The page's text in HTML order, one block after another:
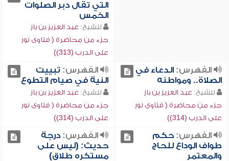
التي تقال دبر الصلوات
الخمس
للشيخ: عبد العزيز بن باز
جزء من محاضرة ( فتاوى نور
على الدرب (313))
الفهرس:الدعاء في
الصلاة.. ومواطنه
للشيخ: عبد العزيز بن باز
جزء من محاضرة ( فتاوى نور
على الدرب (314))
الفهرس: تبييت
النية في صيام التطوع
للشيخ: عبد العزيز بن باز
جزء من محاضرة ( فتاوى نور
على الدرب (314))
الفهرس:حكم
طواف الوداع للحاج
والمعتمر
الفهرس:درجة
حديث: (ليس على
مستكره طلاق)